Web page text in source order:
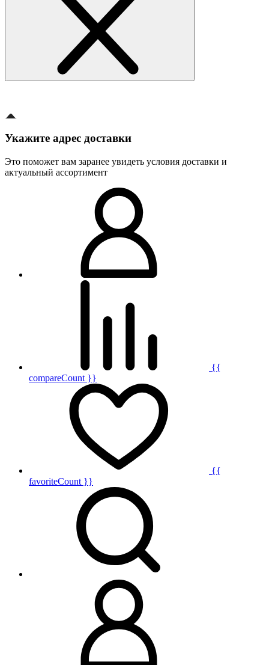
Укажите адрес доставки
Это поможет вам заранее увидеть условия доставки и
актуальный ассортимент
{{
compareCount }}
{{
favoriteCount }}